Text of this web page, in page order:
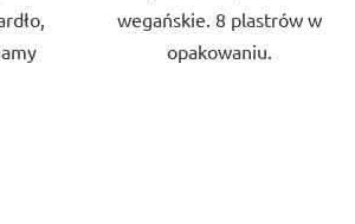
wegańskie. 8 plastrów w
opakowaniu.